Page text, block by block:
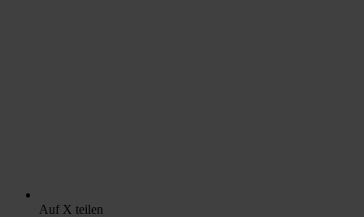
Auf X teilen